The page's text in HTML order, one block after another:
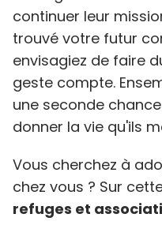
continuer leur
trouvé votre futur
envisagiez de faire
geste compte.
une seconde
donner la vie qu'ils
Vous cherchez à
chez vous ? Sur
refuges et